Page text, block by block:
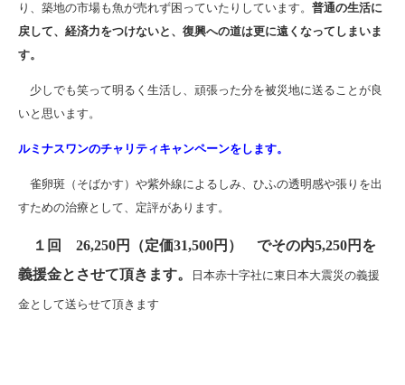
り、築地の市場も魚が売れず困っていたりしています。 普通の生活に
戻して、経済力をつけないと、復興への道は更に遠くなってしまいま
す。
少しでも笑って明るく生活し、頑張った分を被災地に送ることが良
いと思います。
ルミナスワンのチャリティキャンペーンをします。
雀卵斑（そばかす）や紫外線によるしみ、ひふの透明感や張りを出
すための治療として、定評があります。
１回 26,250円（定価31,500円） でその内5,250円を
義援金とさせて頂きます。
日本赤十字社に東日本大震災の義援
金として送らせて頂きます